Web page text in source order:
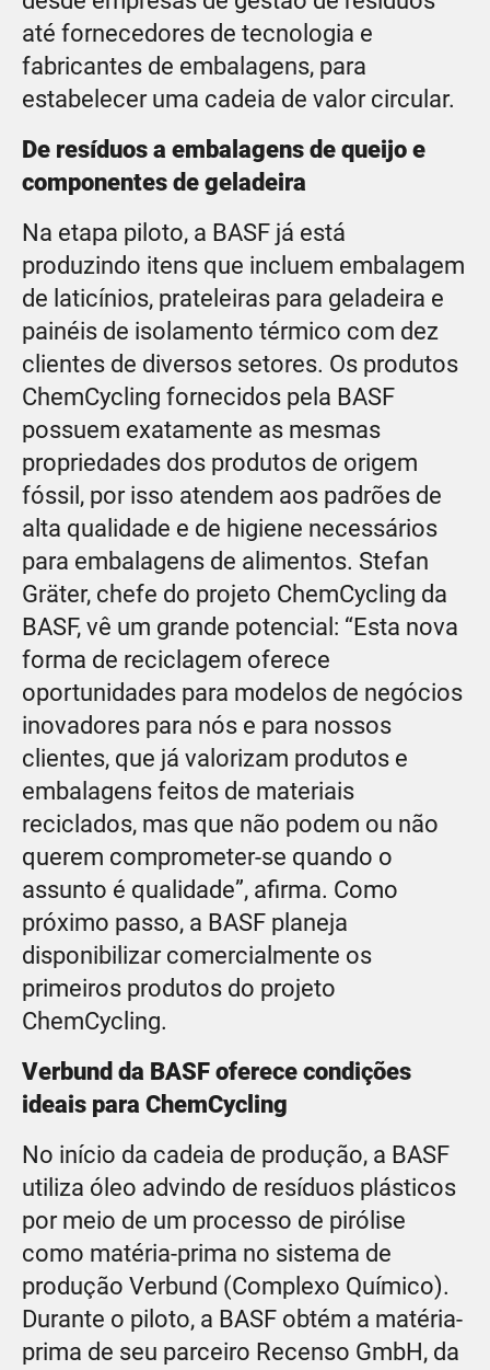
até fornecedores de tecnologia e
fabricantes de embalagens, para
estabelecer uma cadeia de valor circular.
De resíduos a embalagens de queijo e
componentes de geladeira
Na etapa piloto, a BASF já está
produzindo itens que incluem embalagem
de laticínios, prateleiras para geladeira e
painéis de isolamento térmico com dez
clientes de diversos setores. Os produtos
ChemCycling fornecidos pela BASF
possuem exatamente as mesmas
propriedades dos produtos de origem
fóssil, por isso atendem aos padrões de
alta qualidade e de higiene necessários
para embalagens de alimentos. Stefan
Gräter, chefe do projeto ChemCycling da
BASF, vê um grande potencial: “Esta nova
forma de reciclagem oferece
oportunidades para modelos de negócios
inovadores para nós e para nossos
clientes, que já valorizam produtos e
embalagens feitos de materiais
reciclados, mas que não podem ou não
querem comprometer-se quando o
assunto é qualidade”, afirma. Como
próximo passo, a BASF planeja
disponibilizar comercialmente os
primeiros produtos do projeto
ChemCycling.
Verbund da BASF oferece condições
ideais para ChemCycling
No início da cadeia de produção, a BASF
utiliza óleo advindo de resíduos plásticos
por meio de um processo de pirólise
como matéria-prima no sistema de
produção Verbund (Complexo Químico).
Durante o piloto, a BASF obtém a matéria-
prima de seu parceiro Recenso GmbH, da